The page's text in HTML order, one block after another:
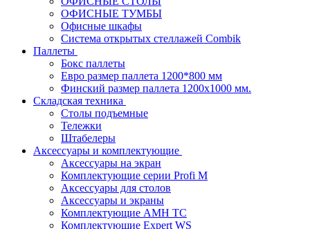
ОФИСНЫЕ ТУМБЫ
Офисные шкафы
Система открытых стеллажей Combik
Паллеты
Бокс паллеты
Евро размер паллета 1200*800 мм
Финский размер паллета 1200х1000 мм.
Складская техника
Столы подъемные
Тележки
Штабелеры
Аксессуары и комплектующие
Аксессуары на экран
Комплектующие серии Profi M
Аксессуары для столов
Аксессуары и экраны
Комплектующие AMH TC
Комплектующие Expert WS